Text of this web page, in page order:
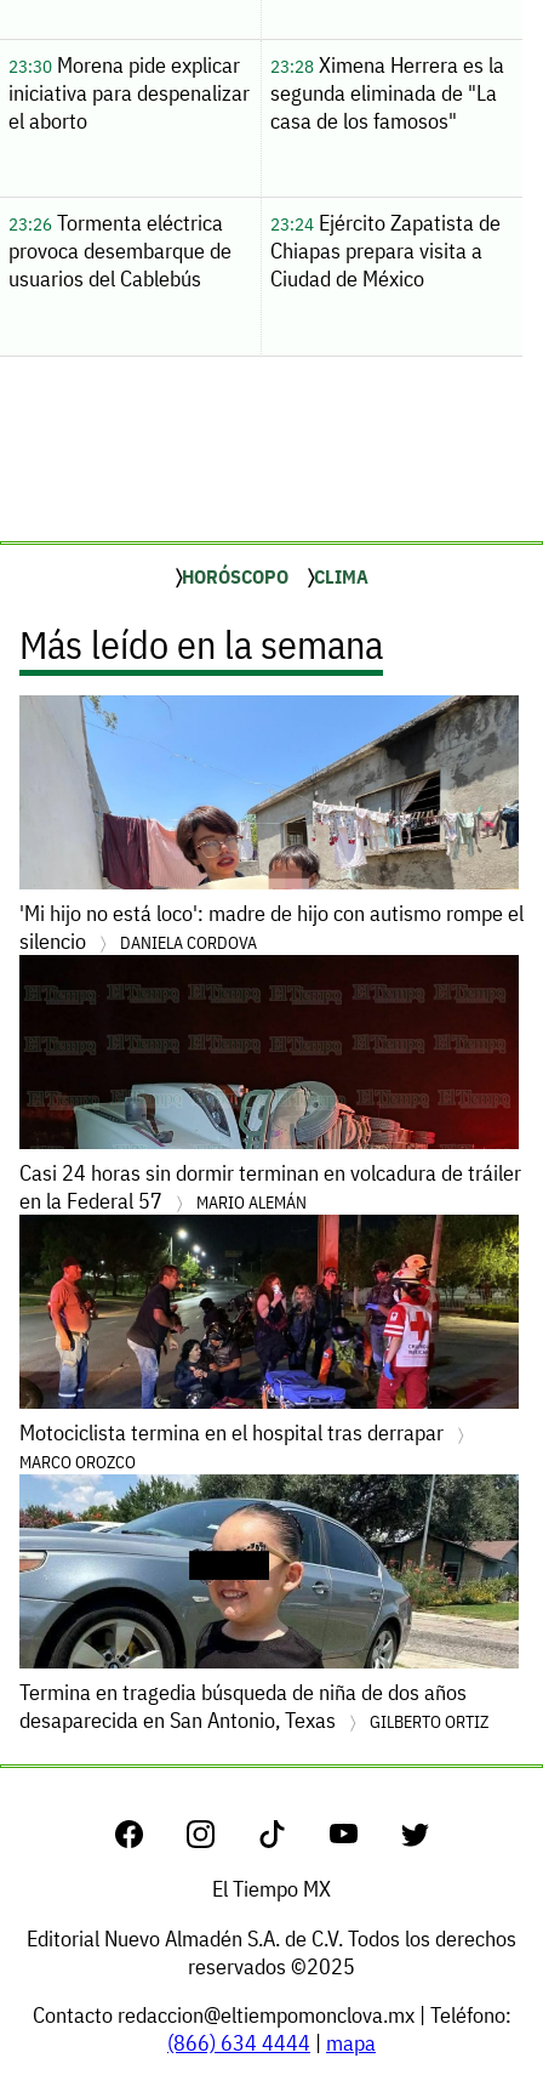
23:30Morena pide explicar
iniciativa para despenalizar
el aborto
23:28Ximena Herrera es la
segunda eliminada de "La
casa de los famosos"
23:26Tormenta eléctrica
provoca desembarque de
usuarios del Cablebús
23:24Ejército Zapatista de
Chiapas prepara visita a
Ciudad de México
HORÓSCOPO CLIMA
Más leído en la semana
'Mi hijo no está loco': madre de hijo con autismo rompe el
silencio
DANIELA CORDOVA
Casi 24 horas sin dormir terminan en volcadura de tráiler
en la Federal 57
MARIO ALEMÁN
Motociclista termina en el hospital tras derrapar
MARCO OROZCO
Termina en tragedia búsqueda de niña de dos años
desaparecida en San Antonio, Texas
GILBERTO ORTIZ
El Tiempo MX
Editorial Nuevo Almadén S.A. de C.V. Todos los derechos
reservados ©2025
Contacto redaccion@eltiempomonclova.mx| Teléfono:
(866) 634 4444 | mapa